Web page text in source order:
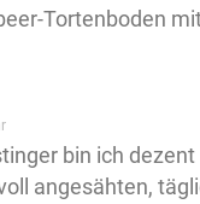
Tortenboden
bin ich dezent
angesähten,